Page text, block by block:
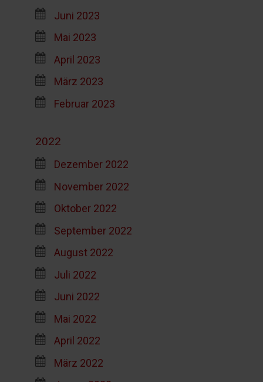
Juni 2023
Mai 2023
April 2023
März 2023
Februar 2023
2022
Dezember 2022
November 2022
Oktober 2022
September 2022
August 2022
Juli 2022
Juni 2022
Mai 2022
April 2022
März 2022